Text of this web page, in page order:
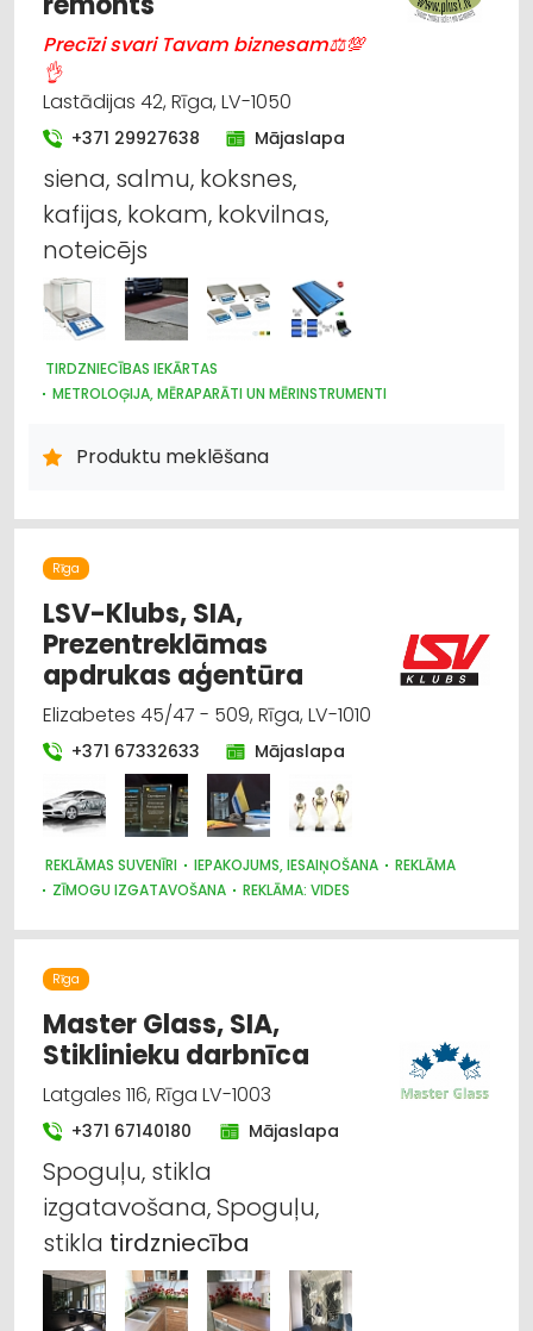
Precīzi svari Tavam biznesam⚖💯
👌
Lastādijas 42, Rīga, LV-1050
+371 29927638 Mājaslapa
siena, salmu, koksnes,
kafijas, kokam, kokvilnas,
noteicējs
TIRDZNIECĪBAS IEKĀRTAS
METROLOĢIJA, MĒRAPARĀTI UN MĒRINSTRUMENTI
IEKRAUŠANAS UN IZKRAUŠANAS TEHNIKA
INTERNETVEIKALI, E-KOMERCIJA
LAUKSAIMNIECĪBAS PAKALPOJUMI
TIRDZNIECĪBA
LAUKSAIMNIECĪBAS TEHNIKAS UN TRAKTORTEHNIKAS REZERVES
DAĻAS
LAUKSAIMNIECĪBAS TEHNIKAS UN TRAKTORTEHNIKAS
LABOŠANA, REMONTS
KOKAPSTRĀDE
SADZĪVES TEHNIKAS TIRDZNIECĪBA
SADZĪVES TEHNIKAS VAIRUMTIRDZNIECĪBA
MEDICĪNAS TEHNIKA, INSTRUMENTI, PRECES UN PIEDERUMI
Produktu meklēšana
Rīga
LSV-Klubs, SIA,
Prezentreklāmas
apdrukas aģentūra
Elizabetes 45/47 - 509, Rīga, LV-1010
+371 67332633 Mājaslapa
REKLĀMAS SUVENĪRI IEPAKOJUMS, IESAIŅOŠANA
REKLĀMA
ZĪMOGU IZGATAVOŠANA
REKLĀMA: VIDES
REKLĀMAS UN MEDIJU AĢENTŪRAS
SUVENĪRI, DĀVANAS
PASĀKUMU ORGANIZĒŠANA, ATRIBŪTIKA
KANCELEJAS PREČU TIRDZNIECĪBA
BIZNESA KONSULTĀCIJAS, PAKALPOJUMI
Rīga
Master Glass, SIA,
Stiklinieku darbnīca
Latgales 116, Rīga LV-1003
+371 67140180 Mājaslapa
Spoguļu, stikla
izgatavošana, Spoguļu,
stikla tirdzniecība